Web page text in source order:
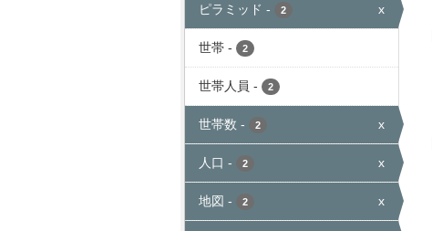
ピラミッド - 2 x
世帯 - 2
世帯人員 - 2
世帯数 - 2 x
人口 - 2 x
地図 - 2 x